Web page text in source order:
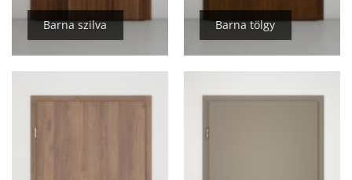
Barna szilva Barna tölgy